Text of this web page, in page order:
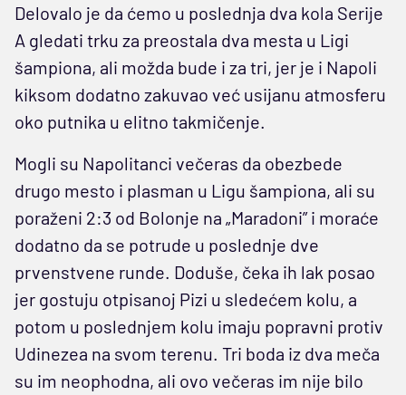
Delovalo je da ćemo u poslednja dva kola Serije
A gledati trku za preostala dva mesta u Ligi
šampiona, ali možda bude i za tri, jer je i Napoli
kiksom dodatno zakuvao već usijanu atmosferu
oko putnika u elitno takmičenje.
Mogli su Napolitanci večeras da obezbede
drugo mesto i plasman u Ligu šampiona, ali su
poraženi 2:3 od Bolonje na „Maradoni” i moraće
dodatno da se potrude u poslednje dve
prvenstvene runde. Doduše, čeka ih lak posao
jer gostuju otpisanoj Pizi u sledećem kolu, a
potom u poslednjem kolu imaju popravni protiv
Udinezea na svom terenu. Tri boda iz dva meča
su im neophodna, ali ovo večeras im nije bilo